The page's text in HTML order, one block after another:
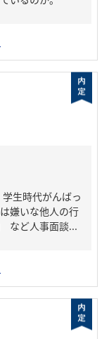
生時代がんばっ
嫌いな他人の行
など人事面談...